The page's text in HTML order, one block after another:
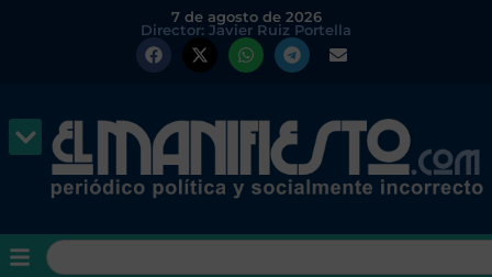
7 de agosto de 2026
Director: Javier Ruiz Portella